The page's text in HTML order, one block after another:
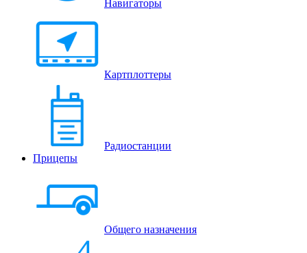
Навигаторы
Картплоттеры
Радиостанции
Прицепы
Общего назначения